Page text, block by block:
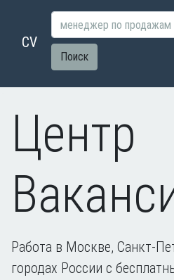
CV
Поиск
Центр
Работа в Москве, Санкт-
городах России с